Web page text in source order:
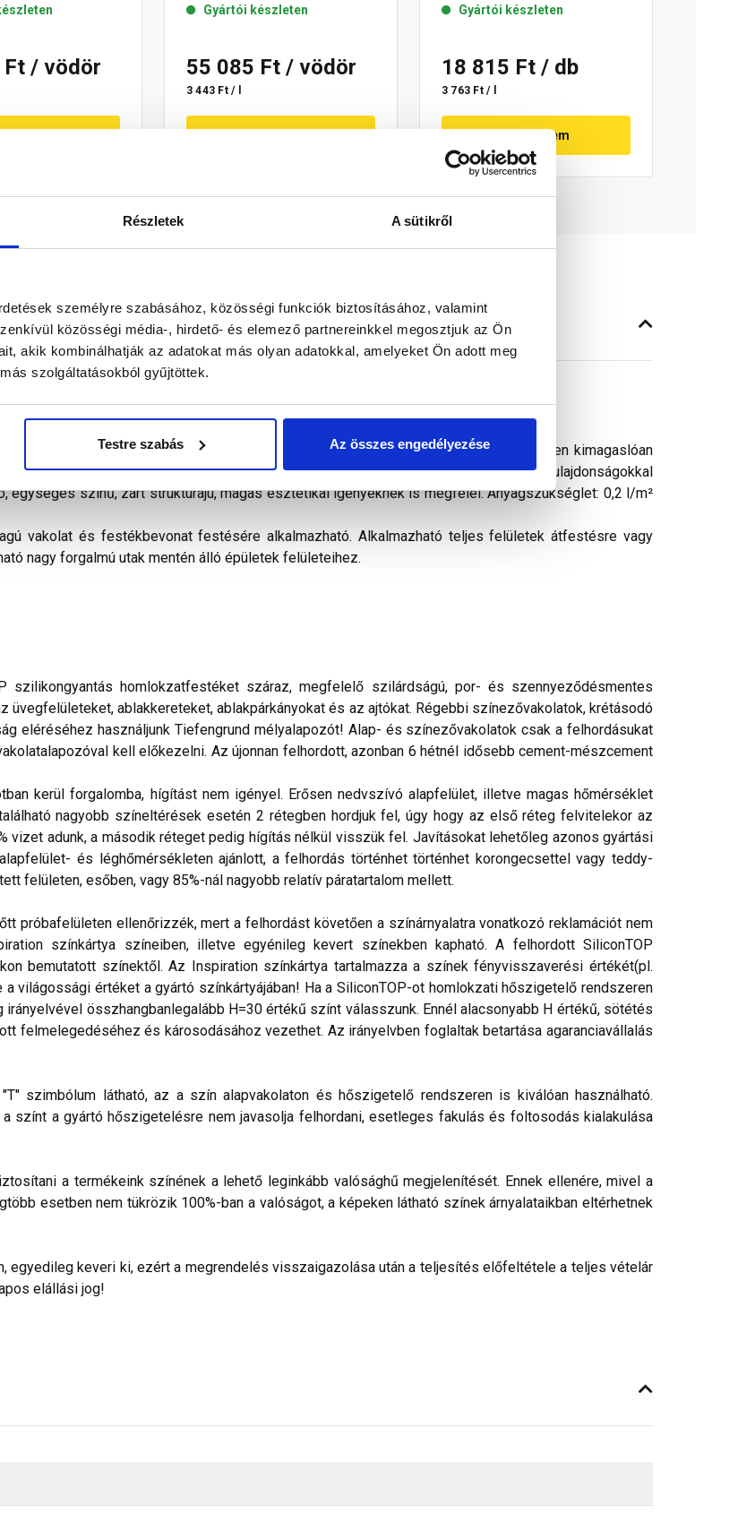
Részletek A sütikről
személyre szabásához, közösségi funkciók biztosításához, valamint
közösségi média-, hirdető- és elemező partnereinkkel megosztjuk az Ön
akik kombinálhatják az adatokat más olyan adatokkal, amelyeket Ön adott meg
szolgáltatásokból gyűjtöttek.
Testre szabás Az összes engedélyezése
Ft / vödör
Gyártói készleten
55 085 Ft / vödör
3 443 Ft / l
Gyártói készleten
18 815 Ft / db
3 763 Ft / l
Megnézem
kapcsolatban. Kérjük, figyelmesen olvassa el!
módosított diszperziós homlokzatfesték. A szilikon-gyanta adaléknak köszönhetően kimagaslóan
hatásoknak, így a légszennyezésnek. Kiemelten jó vízlepergető és páraáteresztő tulajdonságokkal
színű, zárt struktúrájú, magas esztétikai igényeknek is megfelel. Anyagszükséglet: 0,2 l/m²
vakolat és festékbevonat festésére alkalmazható. Alkalmazható teljes felületek átfestésre vagy
nagy forgalmú utak mentén álló épületek felületeihez.
szilikongyantás homlokzatfestéket száraz, megfelelő szilárdságú, por- és szennyeződésmentes
üvegfelületeket, ablakkereteket, ablakpárkányokat és az ajtókat. Régebbi színezővakolatok, krétásodó
eléréséhez használjunk Tiefengrund mélyalapozót! Alap- és színezővakolatok csak a felhordásukat
kell előkezelni. Az újonnan felhordott, azonban 6 hétnél idősebb cement-mészcement
kerül forgalomba, hígítást nem igényel. Erősen nedvszívó alapfelület, illetve magas hőmérséklet
nagyobb színeltérések esetén 2 rétegben hordjuk fel, úgy hogy az első réteg felvitelekor az
vizet adunk, a második réteget pedig hígítás nélkül visszük fel. Javításokat lehetőleg azonos gyártási
és léghőmérsékleten ajánlott, a felhordás történhet történhet korongecsettel vagy teddy-
felületen, esőben, vagy 85%-nál nagyobb relatív páratartalom mellett.
próbafelületen ellenőrizzék, mert a felhordást követően a színárnyalatra vonatkozó reklamációt nem
színkártya színeiben, illetve egyénileg kevert színekben kapható. A felhordott SiliconTOP
bemutatott színektől. Az Inspiration színkártya tartalmazza a színek fényvisszaverési értékét(pl.
világossági értéket a gyártó színkártyájában! Ha a SiliconTOP-ot homlokzati hőszigetelő rendszeren
összhangbanlegalább H=30 értékű színt válasszunk. Ennél alacsonyabb H értékű, sötétés
felmelegedéséhez és károsodásához vezethet. Az irányelvben foglaltak betartása agaranciavállalás
szimbólum látható, az a szín alapvakolaton és hőszigetelő rendszeren is kiválóan használható.
színt a gyártó hőszigetelésre nem javasolja felhordani, esetleges fakulás és foltosodás kialakulása
a termékeink színének a lehető leginkább valósághű megjelenítését. Ennek ellenére, mivel a
esetben nem tükrözik 100%-ban a valóságot, a képeken látható színek árnyalataikban eltérhetnek
egyedileg keveri ki, ezért a megrendelés visszaigazolása után a teljesítés előfeltétele a teljes vételár
elállási jog!